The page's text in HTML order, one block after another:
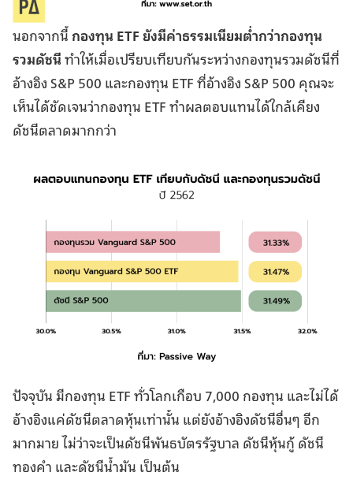
นอกจากนี้กองทุน ETF ยังมีค่าธรรมเนียมต่ำกว่ากองทุน
รวมดัชนีทำให้เมื่อเปรียบเทียบกันระหว่างกองทุนรวมดัชนีที่
อ้างอิง S&P 500 และกองทุน ETF ที่อ้างอิง S&P 500 คุณจะ
เห็นได้ชัดเจนว่ากองทุน ETF ทำผลตอบแทนได้ใกล้เคียง
ดัชนีตลาดมากกว่า
ปัจจุบัน มีกองทุน ETF ทั่วโลกเกือบ 7,000 กองทุน และไม่ได้
อ้างอิงแค่ดัชนีตลาดหุ้นเท่านั้น แต่ยังอ้างอิงดัชนีอื่นๆ อีก
มากมาย ไม่ว่าจะเป็นดัชนีพันธบัตรรัฐบาล ดัชนีหุ้นกู้ ดัชนี
ทองคำ และดัชนีน้ำมัน เป็นต้น